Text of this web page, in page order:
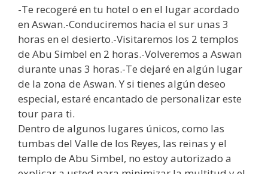
-Te recogeré en tu hotel o en el lugar acordado
en Aswan.-Conduciremos hacia el sur unas 3
horas en el desierto.-Visitaremos los 2 templos
de Abu Simbel en 2 horas.-Volveremos a Aswan
durante unas 3 horas.-Te dejaré en algún lugar
de la zona de Aswan. Y si tienes algún deseo
especial, estaré encantado de personalizar este
tour para ti.
Dentro de algunos lugares únicos, como las
tumbas del Valle de los Reyes, las reinas y el
templo de Abu Simbel, no estoy autorizado a